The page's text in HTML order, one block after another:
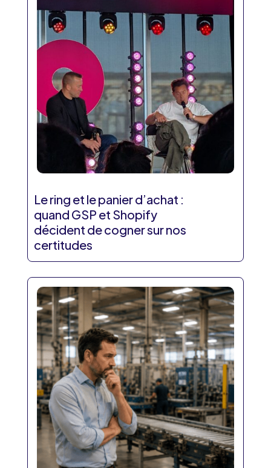
Le ring et le panier d’achat :
quand GSP et Shopify
décident de cogner sur nos
certitudes